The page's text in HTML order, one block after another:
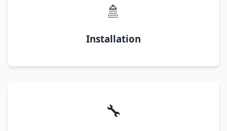
🚿
Installation
🔧